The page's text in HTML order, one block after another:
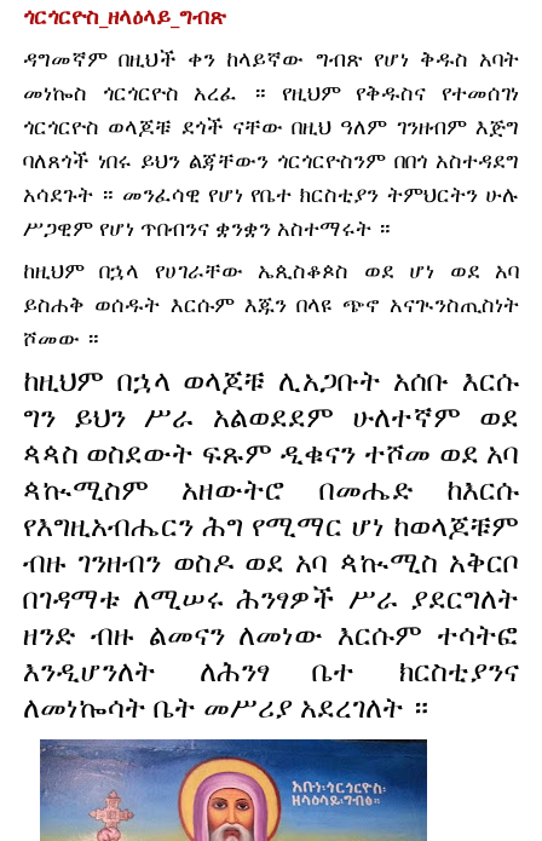
ጎርጎርዮስ_ዘላዕላይ_ግብጽ
ዳግመኛም በዚህች ቀን ከላይኛው ግብጽ የሆነ ቅዱስ አባት
መነኰስ ጎርጎርዮስ አረፈ ። የዚህም የቅዱስና የተመሰገነ
ጎርጎርዮስ ወላጆቹ ደጎች ናቸው በዚህ ዓለም ገንዘብም እጅግ
ባለጸጎች ነበሩ ይህን ልጃቸውን ጎርጎርዮስንም በበጎ አስተዳደግ
አሳደጉት ። መንፈሳዊ የሆነ የቤተ ክርስቲያን ትምህርትን ሁሉ
ሥጋዊም የሆነ ጥበብንና ቋንቋን አስተማሩት ።
ከዚህም በኋላ የሀገራቸው ኤጲስቆጶስ ወደ ሆነ ወደ አባ
ይስሐቅ ወሰዱት እርሱም እጁን በላዩ ጭኖ አናጒንስጢስነት
ሾመው ።
ከዚህም በኋላ ወላጆቹ ሊአጋቡት አሰቡ እርሱ
ግን ይህን ሥራ አልወደደም ሁለተኛም ወደ
ጳጳስ ወስደውት ፍጹም ዲቁናን ተሾመ ወደ አባ
ጳኲሚስም አዘውትሮ በመሔድ ከእርሱ
የእግዚአብሔርን ሕግ የሚማር ሆነ ከወላጆቹም
ብዙ ገንዘብን ወስዶ ወደ አባ ጳኲሚስ አቅርቦ
በገዳማቱ ለሚሠሩ ሕንፃዎች ሥራ ያደርግለት
ዘንድ ብዙ ልመናን ለመነው እርሱም ተሳትፎ
እንዲሆንለት ለሕንፃ ቤተ ክርስቲያንና
ለመነኰሳት ቤት መሥሪያ አደረገለት ።